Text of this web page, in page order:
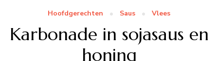
Hoofdgerechten Saus Vlees
Karbonade in sojasaus en
honing